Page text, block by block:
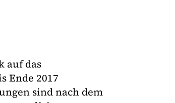
auf das
Ende 2017
sind nach dem